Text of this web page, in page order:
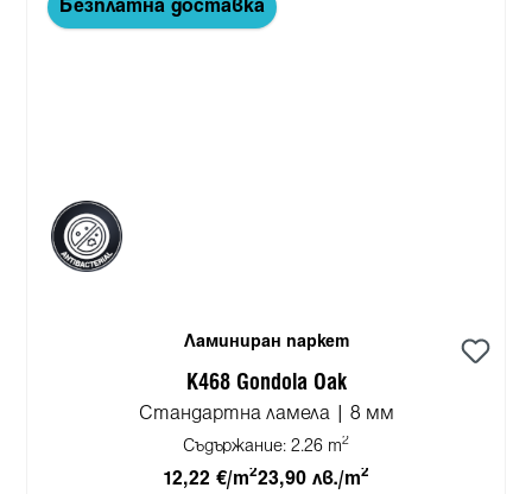
Безплатна доставка
Ламиниран паркет
K468 Gondola Oak
Стандартна ламела | 8 мм
Съдържание: 2.26 m2
12,22 €/m223,90 лв./m2